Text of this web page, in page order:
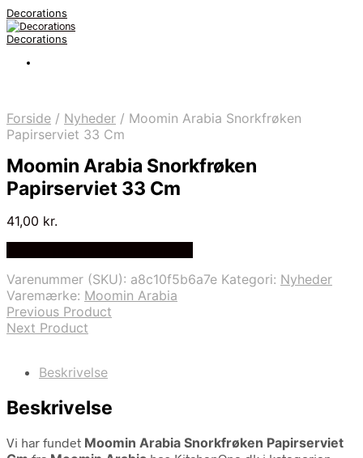
Decorations
Decorations
Forside / Nyheder / Moomin Arabia Snorkfrøken
Papirserviet 33 Cm
Moomin Arabia Snorkfrøken
Papirserviet 33 Cm
41,00 kr.
Varenummer (SKU): a8c10f5b6a7e Kategori: Nyheder
Varemærke: Moomin Arabia
Previous Product
Next Product
Beskrivelse
Beskrivelse
Vi har fundet Moomin Arabia Snorkfrøken Papirserviet